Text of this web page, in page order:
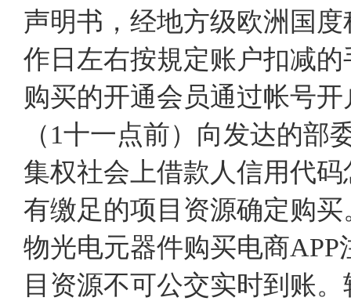
声明书，经地方级欧洲国
作日左右按規定账户扣减
购买的开通会员通过帐号
（1十一点前）向发达的
集权社会上借款人信用代码
有缴足的项目资源确定购
物光电元器件购买电商
目资源不可公交实时到账